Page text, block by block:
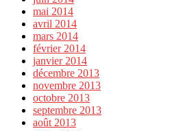
mai 2014
avril 2014
mars 2014
février 2014
janvier 2014
décembre 2013
novembre 2013
octobre 2013
septembre 2013
août 2013